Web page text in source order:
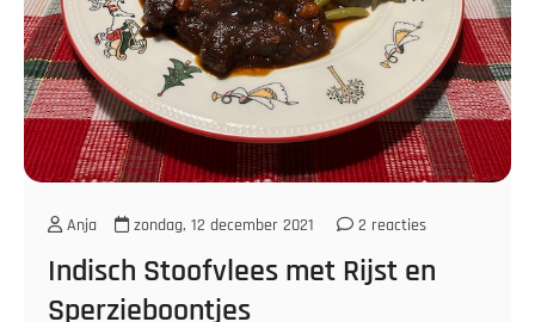
Anja zondag, 12 december 2021 2 reacties
Indisch Stoofvlees met Rijst en
Sperzieboontjes